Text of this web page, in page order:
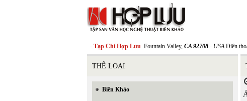
- Tạp Chí Hợp Lưu Fountain Valley, CA 92708 - USAĐiện
THỂ LOẠI
Biên Khảo